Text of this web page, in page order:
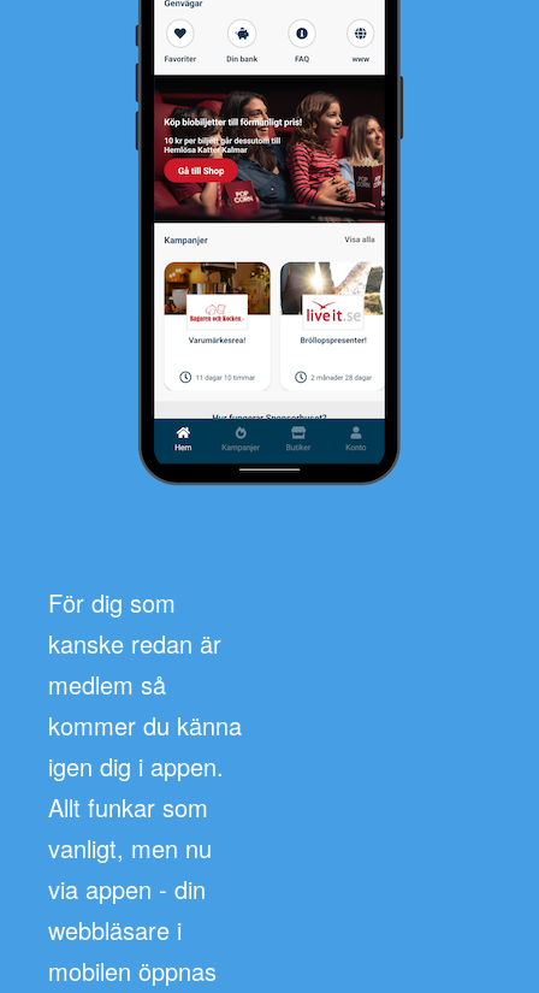
För dig som
kanske redan är
medlem så
kommer du känna
igen dig i appen.
Allt funkar som
vanligt, men nu
via appen - din
webbläsare i
mobilen öppnas